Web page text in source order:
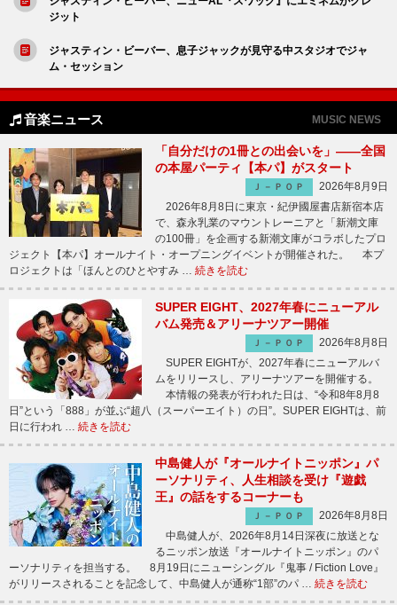
ジット
ジャスティン・ビーバー、息子ジャックが見守る中スタジオでジャ
ム・セッション
音楽ニュース MUSIC NEWS
「自分だけの1冊との出会いを」――全国
の本屋パーティ【本パ】がスタート
Ｊ－ＰＯＰ
2026年8月9日
2026年8月8日に東京・紀伊國屋書店新宿本店
で、森永乳業のマウントレーニアと「新潮文庫
の100冊」を企画する新潮文庫がコラボしたプロ
ジェクト【本パ】オールナイト・オープニングイベントが開催された。 本プ
ロジェクトは「ほんとのひとやすみ … 続きを読む
SUPER EIGHT、2027年春にニューアル
バム発売＆アリーナツアー開催
Ｊ－ＰＯＰ
2026年8月8日
SUPER EIGHTが、2027年春にニューアルバ
ムをリリースし、アリーナツアーを開催する。
本情報の発表が行われた日は、“令和8年8月8
日”という「888」が並ぶ“超八（スーパーエイト）の日”。SUPER EIGHTは、前
日に行われ … 続きを読む
中島健人が『オールナイトニッポン』パ
ーソナリティ、人生相談を受け『遊戯
王』の話をするコーナーも
Ｊ－ＰＯＰ
2026年8月8日
中島健人が、2026年8月14日深夜に放送とな
るニッポン放送『オールナイトニッポン』のパ
ーソナリティを担当する。 8月19日にニューシングル『鬼事 / Fiction Love』
がリリースされることを記念して、中島健人が通称“1部”のパ … 続きを読む